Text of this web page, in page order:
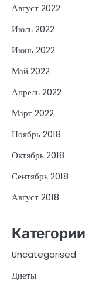
Август 2022
Июль 2022
Июнь 2022
Май 2022
Апрель 2022
Март 2022
Ноябрь 2018
Октябрь 2018
Сентябрь 2018
Август 2018
Категории
Uncategorised
Диеты